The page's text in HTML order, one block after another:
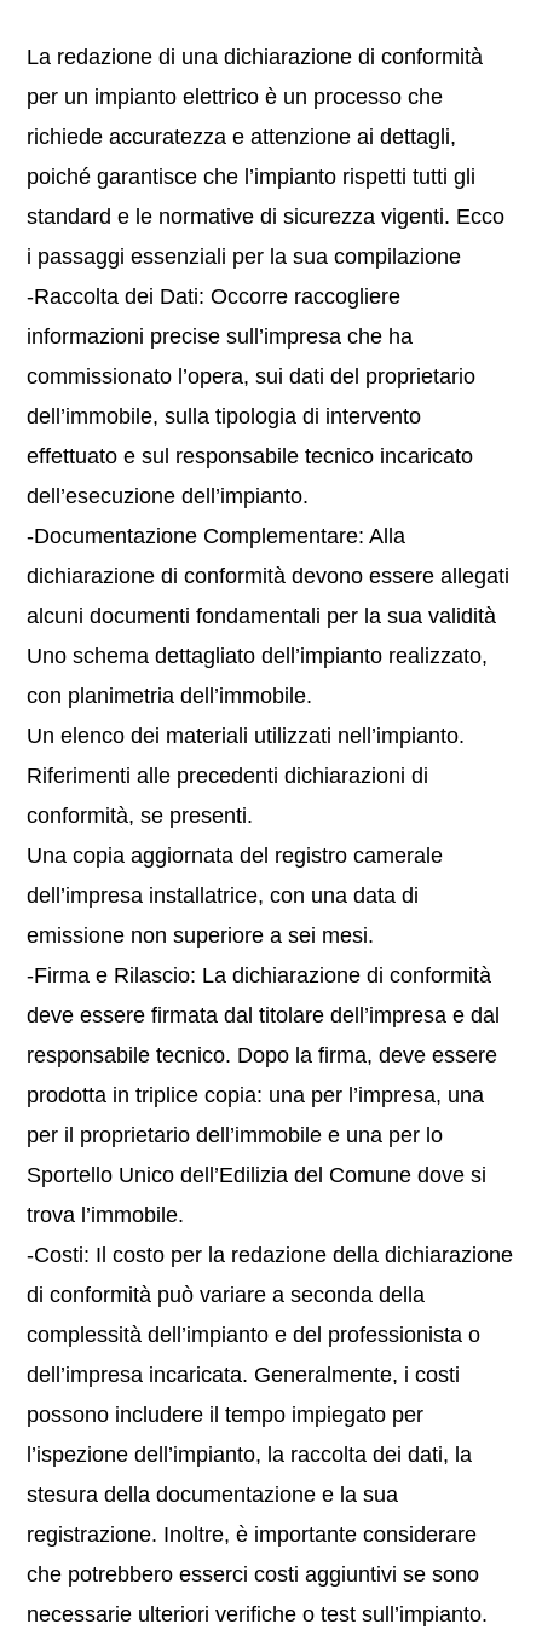
La redazione di una dichiarazione di conformità
per un impianto elettrico è un processo che
richiede accuratezza e attenzione ai dettagli,
poiché garantisce che l’impianto rispetti tutti gli
standard e le normative di sicurezza vigenti. Ecco
i passaggi essenziali per la sua compilazione
-Raccolta dei Dati: Occorre raccogliere
informazioni precise sull’impresa che ha
commissionato l’opera, sui dati del proprietario
dell’immobile, sulla tipologia di intervento
effettuato e sul responsabile tecnico incaricato
dell’esecuzione dell’impianto.
-Documentazione Complementare: Alla
dichiarazione di conformità devono essere allegati
alcuni documenti fondamentali per la sua validità
Uno schema dettagliato dell’impianto realizzato,
con planimetria dell’immobile.
Un elenco dei materiali utilizzati nell’impianto.
Riferimenti alle precedenti dichiarazioni di
conformità, se presenti.
Una copia aggiornata del registro camerale
dell’impresa installatrice, con una data di
emissione non superiore a sei mesi.
-Firma e Rilascio: La dichiarazione di conformità
deve essere firmata dal titolare dell’impresa e dal
responsabile tecnico. Dopo la firma, deve essere
prodotta in triplice copia: una per l’impresa, una
per il proprietario dell’immobile e una per lo
Sportello Unico dell’Edilizia del Comune dove si
trova l’immobile.
-Costi: Il costo per la redazione della dichiarazione
di conformità può variare a seconda della
complessità dell’impianto e del professionista o
dell’impresa incaricata. Generalmente, i costi
possono includere il tempo impiegato per
l’ispezione dell’impianto, la raccolta dei dati, la
stesura della documentazione e la sua
registrazione. Inoltre, è importante considerare
che potrebbero esserci costi aggiuntivi se sono
necessarie ulteriori verifiche o test sull’impianto.